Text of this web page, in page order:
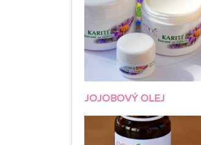
JOJOBOVÝ OLEJ